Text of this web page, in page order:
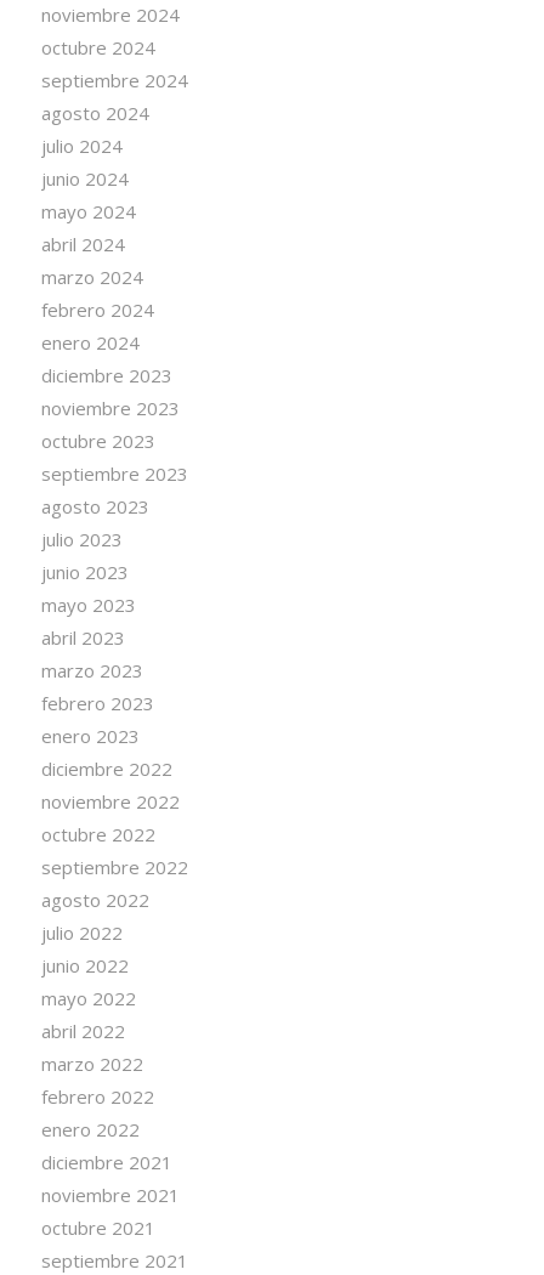
noviembre 2024
octubre 2024
septiembre 2024
agosto 2024
julio 2024
junio 2024
mayo 2024
abril 2024
marzo 2024
febrero 2024
enero 2024
diciembre 2023
noviembre 2023
octubre 2023
septiembre 2023
agosto 2023
julio 2023
junio 2023
mayo 2023
abril 2023
marzo 2023
febrero 2023
enero 2023
diciembre 2022
noviembre 2022
octubre 2022
septiembre 2022
agosto 2022
julio 2022
junio 2022
mayo 2022
abril 2022
marzo 2022
febrero 2022
enero 2022
diciembre 2021
noviembre 2021
octubre 2021
septiembre 2021